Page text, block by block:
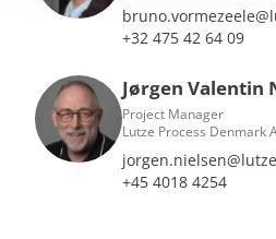
+32 475 42 64 09
Jørgen Valentin
Project Manager
Lutze Process Denmark
+45 4018 4254